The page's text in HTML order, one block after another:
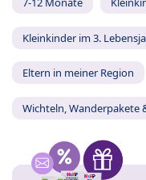
Kleinkinder im 3.
Eltern in meiner Region
Wichteln, Wanderpakete